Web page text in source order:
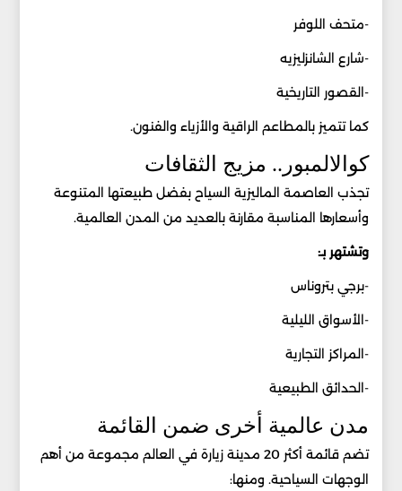
-متحف اللوفر
-شارع الشانزليزيه
-القصور التاريخية
كما تتميز بالمطاعم الراقية والأزياء والفنون.
كوالالمبور.. مزيج الثقافات
تجذب العاصمة الماليزية السياح بفضل طبيعتها المتنوعة
وأسعارها المناسبة مقارنة بالعديد من المدن العالمية.
وتشتهر بـ:
-برجي بتروناس
-الأسواق الليلية
-المراكز التجارية
-الحدائق الطبيعية
مدن عالمية أخرى ضمن القائمة
تضم قائمة أكثر 20 مدينة زيارة في العالم مجموعة من أهم
الوجهات السياحية. ومنها: